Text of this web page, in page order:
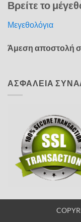
Βρείτε το
Μεγεθολόγια
Άμεση αποστολή
ΑΣΦΑΛΕΙΑ